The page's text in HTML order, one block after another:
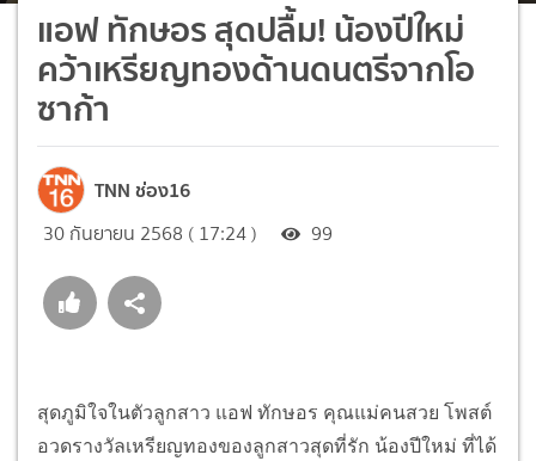
แอฟ ทักษอร สุดปลื้ม! น้องปีใหม่
คว้าเหรียญทองด้านดนตรีจากโอ
ซาก้า
TNN ช่อง16
30 กันยายน 2568 ( 17:24 ) 99
สุดภูมิใจในตัวลูกสาว แอฟ ทักษอร คุณแม่คนสวย โพสต์
อวดรางวัลเหรียญทองของลูกสาวสุดที่รัก น้องปีใหม่ ที่ได้